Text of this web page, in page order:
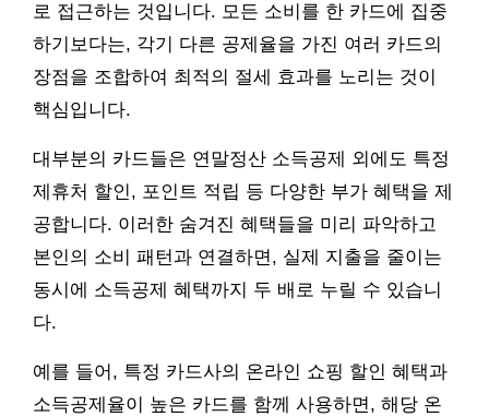
로 접근하는 것입니다. 모든 소비를 한 카드에 집중
하기보다는, 각기 다른 공제율을 가진 여러 카드의
장점을 조합하여 최적의 절세 효과를 노리는 것이
핵심입니다.
대부분의 카드들은 연말정산 소득공제 외에도 특정
제휴처 할인, 포인트 적립 등 다양한 부가 혜택을 제
공합니다. 이러한 숨겨진 혜택들을 미리 파악하고
본인의 소비 패턴과 연결하면, 실제 지출을 줄이는
동시에 소득공제 혜택까지 두 배로 누릴 수 있습니
다.
예를 들어, 특정 카드사의 온라인 쇼핑 할인 혜택과
소득공제율이 높은 카드를 함께 사용하면, 해당 온